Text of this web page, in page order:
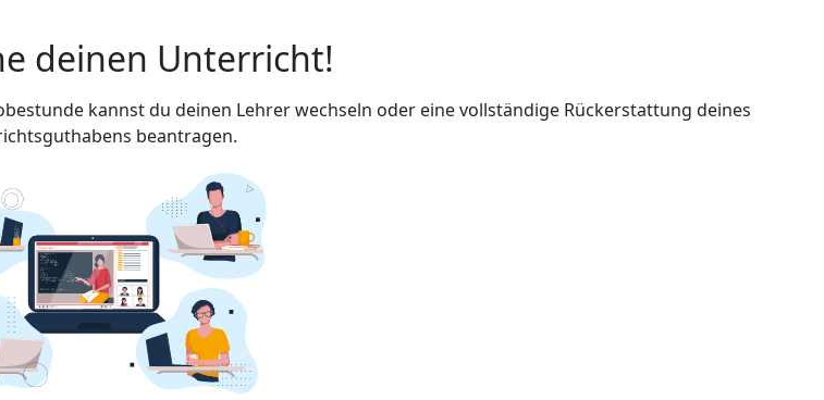
deinen Unterricht!
kannst du deinen Lehrer wechseln oder eine vollständige Rückerstattung deines
beantragen.